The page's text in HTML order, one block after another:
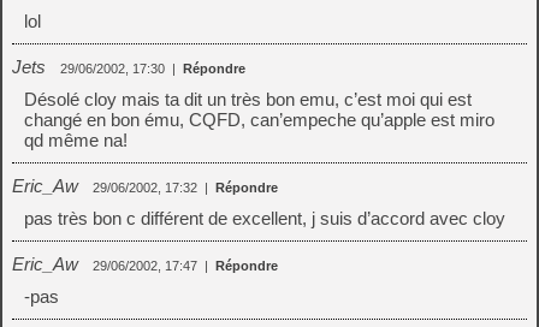
lol
Jets 29/06/2002, 17:30 | Répondre
Désolé cloy mais ta dit un très bon emu, c’est moi qui est
changé en bon ému, CQFD, can’empeche qu’apple est miro
qd même na!
Eric_Aw 29/06/2002, 17:32 | Répondre
pas très bon c différent de excellent, j suis d’accord avec cloy
Eric_Aw 29/06/2002, 17:47 | Répondre
-pas